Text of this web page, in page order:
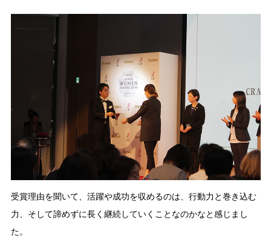
受賞理由を聞いて、活躍や成功を収めるのは、行動力と巻き込む
力、そして諦めずに長く継続していくことなのかなと感じまし
た。